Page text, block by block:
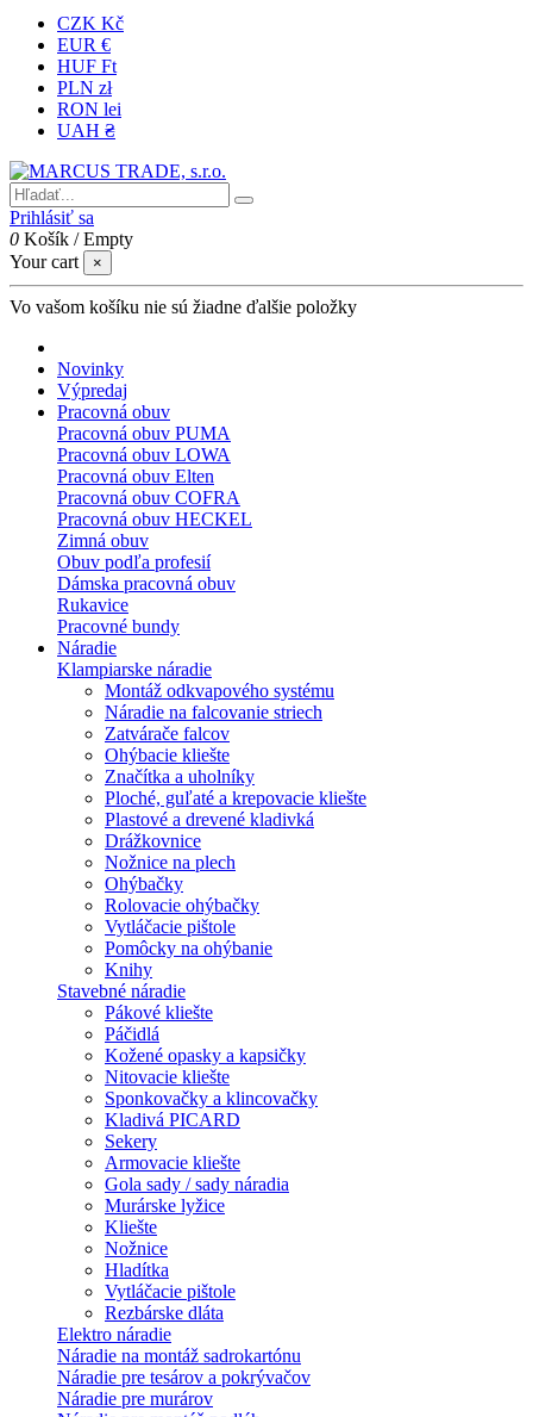
CZK Kč
EUR €
HUF Ft
PLN zł
RON lei
UAH ₴
Prihlásiť sa
0 Košík /Empty
Your cart
×
Vo vašom košíku nie sú žiadne ďalšie položky
Novinky
Výpredaj
Pracovná obuv
Pracovná obuv PUMA
Pracovná obuv LOWA
Pracovná obuv Elten
Pracovná obuv COFRA
Pracovná obuv HECKEL
Zimná obuv
Obuv podľa profesií
Dámska pracovná obuv
Rukavice
Pracovné bundy
Náradie
Klampiarske náradie
Montáž odkvapového systému
Náradie na falcovanie striech
Zatvárače falcov
Ohýbacie kliešte
Značítka a uholníky
Ploché, guľaté a krepovacie kliešte
Plastové a drevené kladivká
Drážkovnice
Nožnice na plech
Ohýbačky
Rolovacie ohýbačky
Vytláčacie pištole
Pomôcky na ohýbanie
Knihy
Stavebné náradie
Pákové kliešte
Páčidlá
Kožené opasky a kapsičky
Nitovacie kliešte
Sponkovačky a klincovačky
Kladivá PICARD
Sekery
Armovacie kliešte
Gola sady / sady náradia
Murárske lyžice
Kliešte
Nožnice
Hladítka
Vytláčacie pištole
Rezbárske dláta
Elektro náradie
Náradie na montáž sadrokartónu
Náradie pre tesárov a pokrývačov
Náradie pre murárov